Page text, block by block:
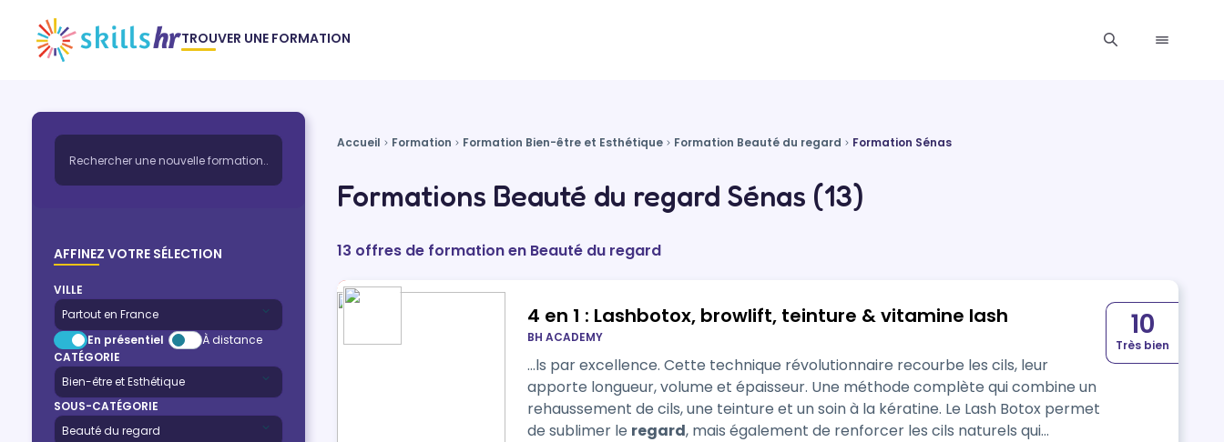
TROUVER UNE FORMATION
AFFINEZ VOTRE SÉLECTION
VILLE
En présentiel
À distance
CATÉGORIE
SOUS-CATÉGORIE
Accueil Formation Formation Bien-être et Esthétique Formation Beauté du regard Formation Sénas
Formations Beauté du regard Sénas (13)
13 offres de formation en Beauté du regard
4 en 1 : Lashbotox, browlift, teinture & vitamine lash
BH ACADEMY
…ls par excellence. Cette technique révolutionnaire recourbe les cils, leur
apporte longueur, volume et épaisseur. Une méthode complète qui combine un
rehaussement de cils, une teinture et un soin à la kératine. Le Lash Botox permet
de sublimer le regard, mais également de renforcer les cils naturels qui
10
Très bien